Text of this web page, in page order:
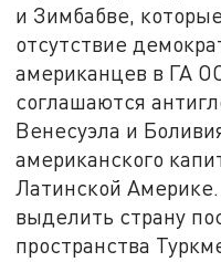
и Зимбабве,
отсутствие
американцев в ГА
соглашаются
Венесуэла и
американского
Латинской
выделить страну
пространства